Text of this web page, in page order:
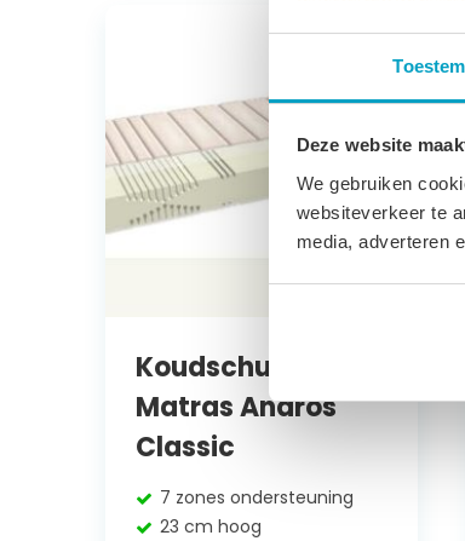
Deze website
We gebruiken
websiteverkeer te
media, adverteren
Koudschuim
Matras Andros
Classic
7 zones ondersteuning
23 cm hoog